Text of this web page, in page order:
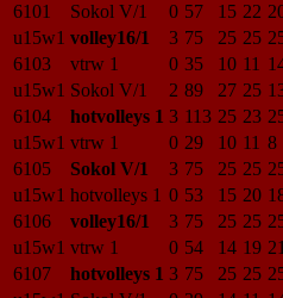
6101
Sokol V/1 0 57 15 22
u15w1 volley16/1 3 75 25 25
6103
vtrw 1 0 35 10 11
u15w1 Sokol V/1 2 89 27 25
6104
hotvolleys 1 3 113 25 23
u15w1 vtrw 1 0 29 10 11 8
6105
Sokol V/1 3 75 25 25
u15w1 hotvolleys 1 0 53 15 20
6106
volley16/1 3 75 25 25
u15w1 vtrw 1 0 54 14 19 21
6107
hotvolleys 1 3 75 25 25